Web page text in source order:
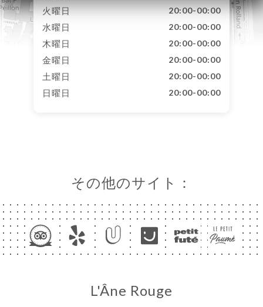
火曜日 20:00-00:00
水曜日 20:00-00:00
木曜日 20:00-00:00
金曜日 20:00-00:00
土曜日 20:00-00:00
日曜日 20:00-00:00
その他のサイト：
L'Âne Rouge